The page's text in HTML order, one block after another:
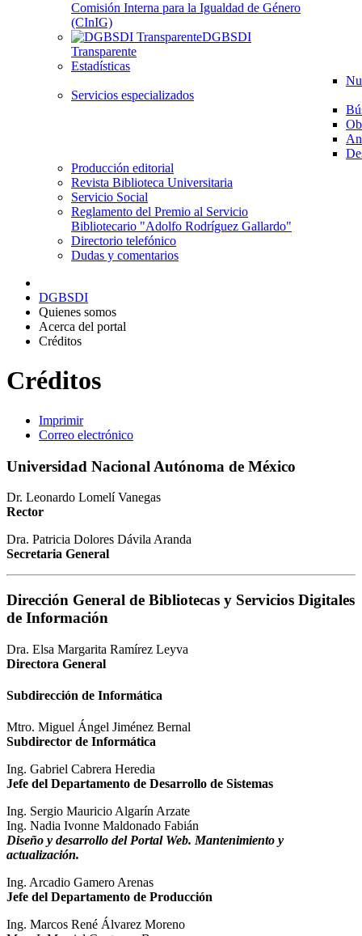
Comisión Interna para la Igualdad de Género
(CInIG)
DGBSDI
Transparente
Estadísticas
Servicios especializados
Producción editorial
Revista Biblioteca Universitaria
Servicio Social
Reglamento del Premio al Servicio
Bibliotecario "Adolfo Rodríguez Gallardo"
Directorio telefónico
Dudas y comentarios
DGBSDI
Quienes somos
Acerca del portal
Créditos
Créditos
Imprimir
Correo electrónico
Universidad Nacional Autónoma de México
Dr. Leonardo Lomelí Vanegas
Rector
Dra. Patricia Dolores Dávila Aranda
Secretaria General
Dirección General de Bibliotecas y Servicios Digitales
de Información
Dra. Elsa Margarita Ramírez Leyva
Directora General
Subdirección de Informática
Mtro. Miguel Ángel Jiménez Bernal
Subdirector de Informática
Ing. Gabriel Cabrera Heredia
Jefe del Departamento de Desarrollo de Sistemas
Ing. Sergio Mauricio Algarín Arzate
Ing. Nadia Ivonne Maldonado Fabián
Diseño y desarrollo del Portal Web. Mantenimiento y
actualización.
Ing. Arcadio Gamero Arenas
Jefe del Departamento de Producción
Ing. Marcos René Álvarez Moreno